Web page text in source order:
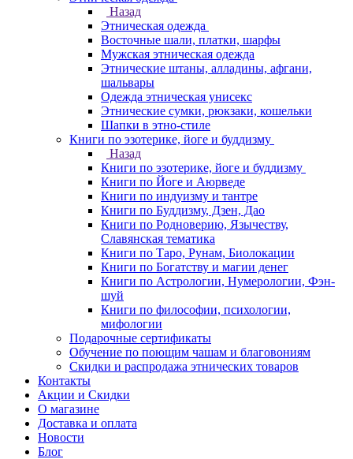
Назад
Этническая одежда
Восточные шали, платки, шарфы
Мужская этническая одежда
Этнические штаны, алладины, афгани,
шальвары
Одежда этническая унисекс
Этнические сумки, рюкзаки, кошельки
Шапки в этно-стиле
Книги по эзотерике, йоге и буддизму
Назад
Книги по эзотерике, йоге и буддизму
Книги по Йоге и Аюрведе
Книги по индуизму и тантре
Книги по Буддизму, Дзен, Дао
Книги по Родноверию, Язычеству,
Славянская тематика
Книги по Таро, Рунам, Биолокации
Книги по Богатству и магии денег
Книги по Астрологии, Нумерологии, Фэн-
шуй
Книги по философии, психологии,
мифологии
Подарочные сертификаты
Обучение по поющим чашам и благовониям
Скидки и распродажа этнических товаров
Контакты
Акции и Скидки
О магазине
Доставка и оплата
Новости
Блог